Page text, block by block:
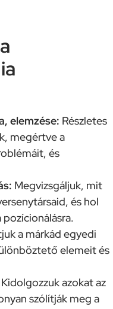
elemzése: Részletes
megértve a
és
Megvizsgáljuk, mit
és hol
a márkád egyedi
elemeit és
Kidolgozzuk azokat az
szólítják meg a